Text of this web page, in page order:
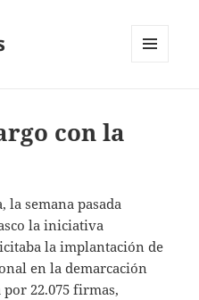
con la
la semana pasada
la iniciativa
la implantación de
en la demarcación
22.075 firmas,